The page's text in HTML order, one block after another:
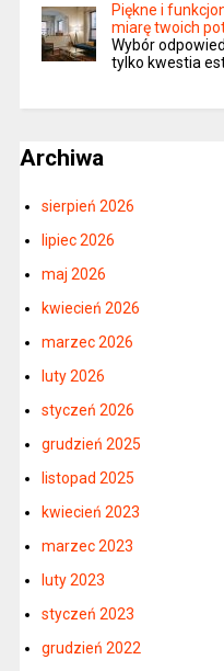
Piękne i
miarę twoich
Wybór
tylko kwestia
Archiwa
sierpień 2026
lipiec 2026
maj 2026
kwiecień 2026
marzec 2026
luty 2026
styczeń 2026
grudzień 2025
listopad 2025
kwiecień 2023
marzec 2023
luty 2023
styczeń 2023
grudzień 2022